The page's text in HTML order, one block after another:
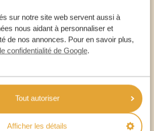
sur notre site web servent aussi à
nous aidant à personnaliser et
de nos annonces. Pour en savoir plus,
confidentialité de Google.
Tout autoriser
Afficher les détails
un expert
SONT LÀ POUR VOUS
AUTRES PAYS